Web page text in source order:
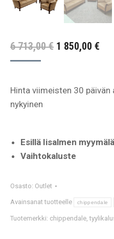
6 713,00€ Alkuperäinen
6
1 850,00 €
1
Hinta viimeisten 30 päivän
nykyinen
Esillä Iisalmen
Vaihtokaluste
Osasto: Outlet
Avainsanat tuotteelle chippendale
Tuotemerkki: chippendale,